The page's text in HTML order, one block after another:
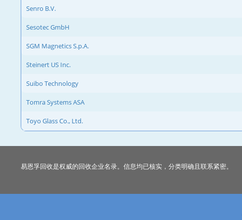
Senro B.V.
Sesotec GmbH
SGM Magnetics S.p.A.
Steinert US Inc.
Suibo Technology
Tomra Systems ASA
Toyo Glass Co., Ltd.
易恩孚回收是权威的回收企业名录。信息均已核实，分类明确且联系紧密。